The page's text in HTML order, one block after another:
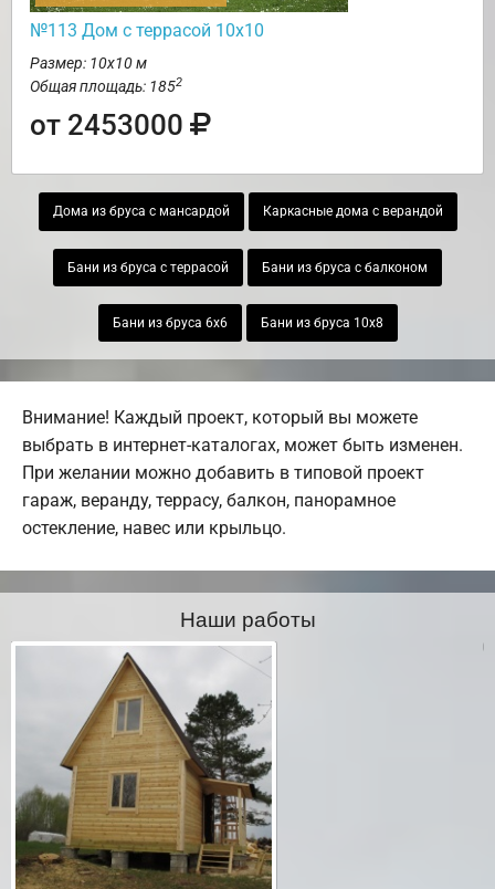
№113 Дом с террасой 10х10
Размер: 10х10 м
Общая площадь: 1852
от 2453000
Дома из бруса с мансардой Каркасные дома с верандой
Бани из бруса с террасой Бани из бруса с балконом
Бани из бруса 6х6 Бани из бруса 10х8
Внимание! Каждый проект, который вы можете
выбрать в интернет-каталогах, может быть изменен.
При желании можно добавить в типовой проект
гараж, веранду, террасу, балкон, панорамное
остекление, навес или крыльцо.
Наши работы